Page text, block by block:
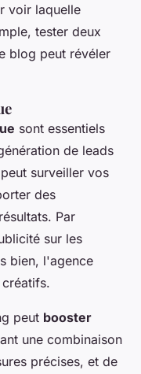
voir laquelle
tester deux
blog peut révéler
sont essentiels
de leads
surveiller vos
des
Par
sur les
bien, l'agence
peut booster
une combinaison
précises, et de